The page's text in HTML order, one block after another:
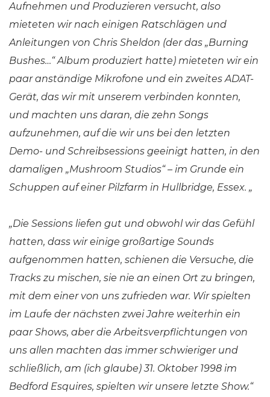
Aufnehmen und Produzieren versucht, also
mieteten wir nach einigen Ratschlägen und
Anleitungen von Chris Sheldon (der das „Burning
Bushes…“ Album produziert hatte) mieteten wir ein
paar anständige Mikrofone und ein zweites ADAT-
Gerät, das wir mit unserem verbinden konnten,
und machten uns daran, die zehn Songs
aufzunehmen, auf die wir uns bei den letzten
Demo- und Schreibsessions geeinigt hatten, in den
damaligen „Mushroom Studios“ – im Grunde ein
Schuppen auf einer Pilzfarm in Hullbridge, Essex. „
„Die Sessions liefen gut und obwohl wir das Gefühl
hatten, dass wir einige großartige Sounds
aufgenommen hatten, schienen die Versuche, die
Tracks zu mischen, sie nie an einen Ort zu bringen,
mit dem einer von uns zufrieden war. Wir spielten
im Laufe der nächsten zwei Jahre weiterhin ein
paar Shows, aber die Arbeitsverpflichtungen von
uns allen machten das immer schwieriger und
schließlich, am (ich glaube) 31. Oktober 1998 im
Bedford Esquires, spielten wir unsere letzte Show.“